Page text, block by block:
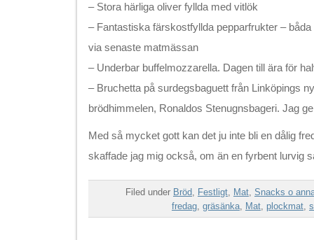
– Stora härliga oliver fyllda med vitlök
– Fantastiska färskostfyllda pepparfrukter –
via senaste matmässan
– Underbar buffelmozzarella. Dagen till ära för
– Bruchetta på surdegsbaguett från Linköpings
brödhimmelen, Ronaldos Stenugnsbageri. Jag
Med så mycket gott kan det ju inte bli en dålig
skaffade jag mig också, om än en fyrbent lurvig
Filed under Bröd, Festligt, Mat, Snacks o
fredag, gräsänka, Mat, plockmat,